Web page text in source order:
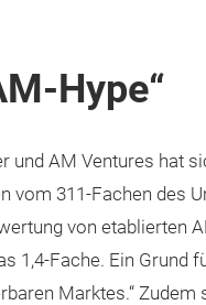
Hype“
und AM Ventures hat
vom 311-Fachen des
von etablierten
1,4-Fache. Ein Grund
Marktes.“